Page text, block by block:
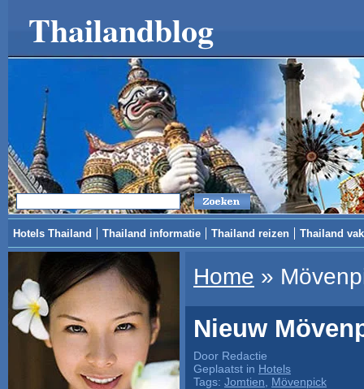
Thailandblog
Hotels Thailand Thailand informatie Thailand reizen Thailand
Home »
Nieuw
Door Redactie
Geplaatst in Hotels
Tags: Jomtien Mövenpick